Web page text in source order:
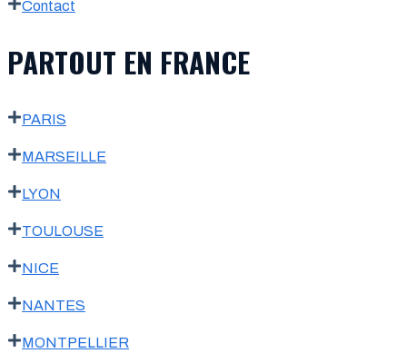
Contact
PARTOUT EN FRANCE
PARIS
MARSEILLE
LYON
TOULOUSE
NICE
NANTES
MONTPELLIER